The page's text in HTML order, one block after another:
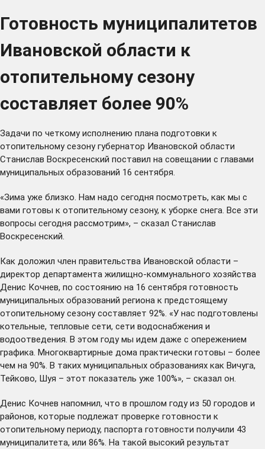
Готовность муниципалитетов
Ивановской области к
отопительному сезону
составляет более 90%
Задачи по четкому исполнению плана подготовки к
отопительному сезону губернатор Ивановской области
Станислав Воскресенский поставил на совещании с главами
муниципальных образований 16 сентября.
«Зима уже близко. Нам надо сегодня посмотреть, как мы с
вами готовы к отопительному сезону, к уборке снега. Все эти
вопросы сегодня рассмотрим», – сказал Станислав
Воскресенский.
Как доложил член правительства Ивановской области –
директор департамента жилищно-коммунального хозяйства
Денис Кочнев, по состоянию на 16 сентября готовность
муниципальных образований региона к предстоящему
отопительному сезону составляет 92%. «У нас подготовлены
котельные, тепловые сети, сети водоснабжения и
водоотведения. В этом году мы идем даже с опережением
графика. Многоквартирные дома практически готовы – более
чем на 90%. В таких муниципальных образованиях как Вичуга,
Тейково, Шуя – этот показатель уже 100%», – сказал он.
Денис Кочнев напомнил, что в прошлом году из 50 городов и
районов, которые подлежат проверке готовности к
отопительному периоду, паспорта готовности получили 43
муниципалитета, или 86%. На такой высокий результат